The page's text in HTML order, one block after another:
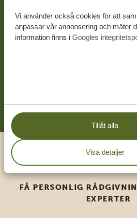
Vi använder också cookies för att
anpassar vår annonsering och mäter
information finns i Googles
Tillåt alla
Visa detaljer
Låt oss
Ring en
FÅ PERSONLIG
EXPERTER